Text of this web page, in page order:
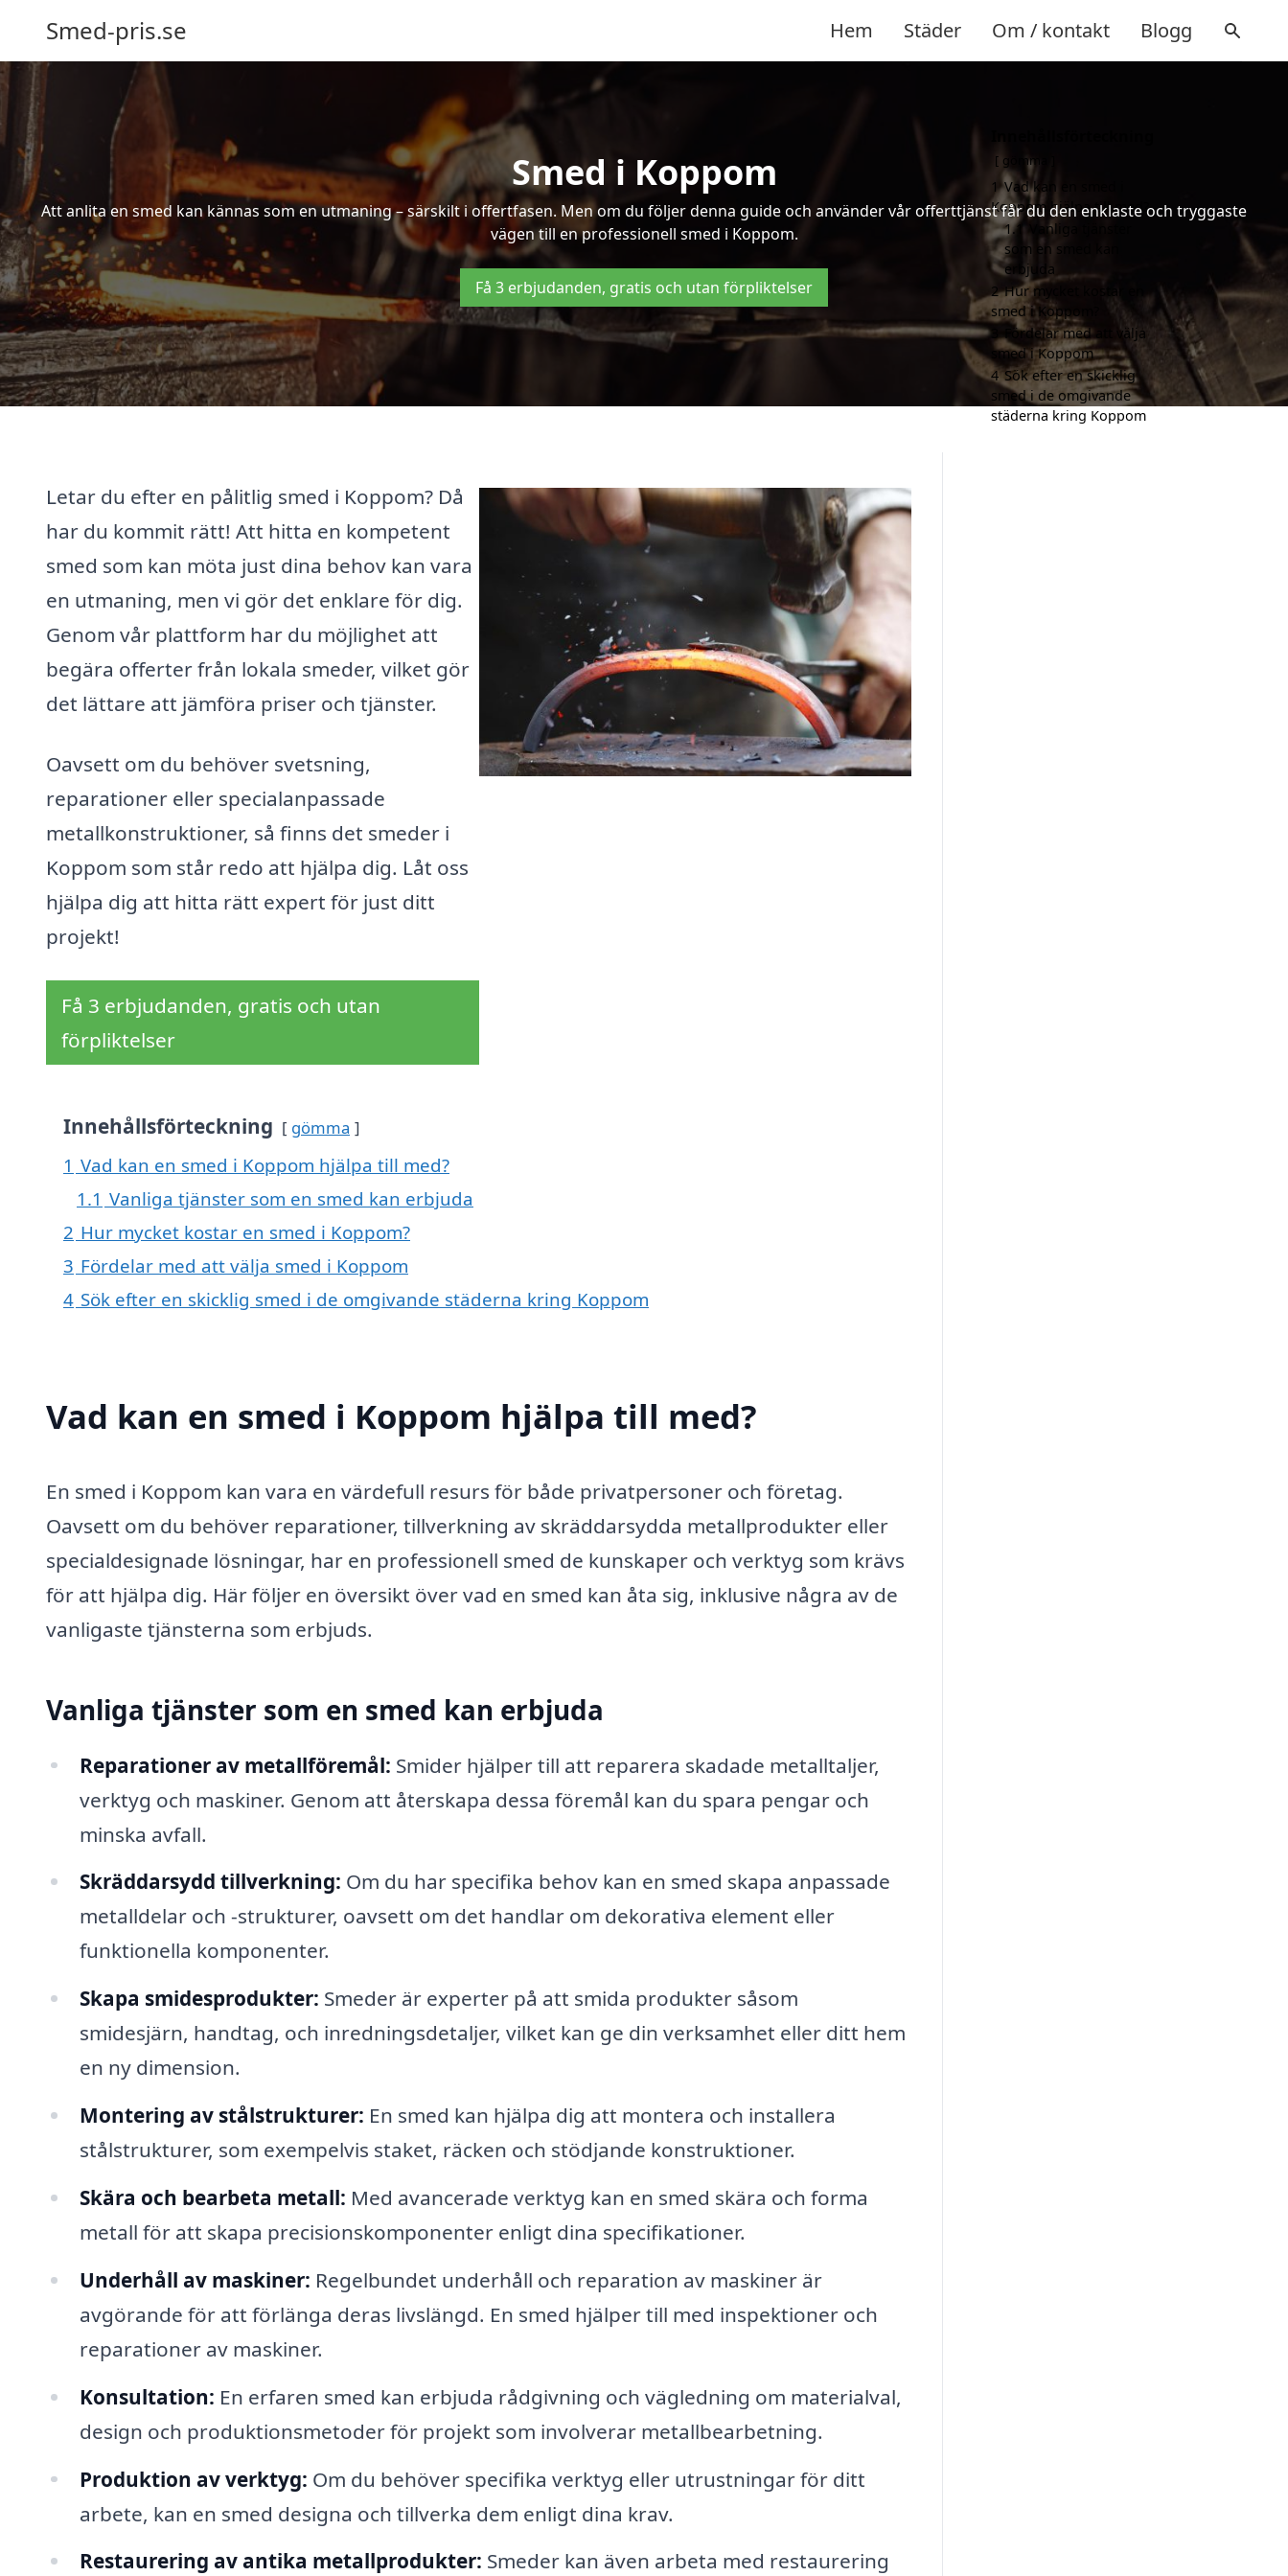
Smed-pris.se Hem Städer Om / kontakt Blogg
Smed i Koppom
Att anlita en smed kan kännas som en utmaning – särskilt i offertfasen. Men om du följer denna guide och använder vår offerttjänst får du den enklaste och tryggaste
vägen till en professionell smed i Koppom.
Få 3 erbjudanden, gratis och utan förpliktelser
Letar du efter en pålitlig smed i Koppom? Då
har du kommit rätt! Att hitta en kompetent
smed som kan möta just dina behov kan vara
en utmaning, men vi gör det enklare för dig.
Genom vår plattform har du möjlighet att
begära offerter från lokala smeder, vilket gör
det lättare att jämföra priser och tjänster.
Oavsett om du behöver svetsning,
reparationer eller specialanpassade
metallkonstruktioner, så finns det smeder i
Koppom som står redo att hjälpa dig. Låt oss
hjälpa dig att hitta rätt expert för just ditt
projekt!
Få 3 erbjudanden, gratis och utan
förpliktelser
Innehållsförteckning gömma
1 Vad kan en smed i Koppom hjälpa till med?
1.1 Vanliga tjänster som en smed kan erbjuda
2 Hur mycket kostar en smed i Koppom?
3 Fördelar med att välja smed i Koppom
4 Sök efter en skicklig smed i de omgivande städerna kring Koppom
Vad kan en smed i Koppom hjälpa till med?
En smed i Koppom kan vara en värdefull resurs för både privatpersoner och företag.
Oavsett om du behöver reparationer, tillverkning av skräddarsydda metallprodukter eller
specialdesignade lösningar, har en professionell smed de kunskaper och verktyg som krävs
för att hjälpa dig. Här följer en översikt över vad en smed kan åta sig, inklusive några av de
vanligaste tjänsterna som erbjuds.
Vanliga tjänster som en smed kan erbjuda
Reparationer av metallföremål: Smider hjälper till att reparera skadade metalltaljer,
verktyg och maskiner. Genom att återskapa dessa föremål kan du spara pengar och
minska avfall.
Skräddarsydd tillverkning: Om du har specifika behov kan en smed skapa anpassade
metalldelar och -strukturer, oavsett om det handlar om dekorativa element eller
funktionella komponenter.
Skapa smidesprodukter: Smeder är experter på att smida produkter såsom
smidesjärn, handtag, och inredningsdetaljer, vilket kan ge din verksamhet eller ditt hem
en ny dimension.
Montering av stålstrukturer: En smed kan hjälpa dig att montera och installera
stålstrukturer, som exempelvis staket, räcken och stödjande konstruktioner.
Skära och bearbeta metall: Med avancerade verktyg kan en smed skära och forma
metall för att skapa precisionskomponenter enligt dina specifikationer.
Underhåll av maskiner: Regelbundet underhåll och reparation av maskiner är
avgörande för att förlänga deras livslängd. En smed hjälper till med inspektioner och
reparationer av maskiner.
Konsultation: En erfaren smed kan erbjuda rådgivning och vägledning om materialval,
design och produktionsmetoder för projekt som involverar metallbearbetning.
Produktion av verktyg: Om du behöver specifika verktyg eller utrustningar för ditt
arbete, kan en smed designa och tillverka dem enligt dina krav.
Restaurering av antika metallprodukter: Smeder kan även arbeta med restaurering
gömma
1 Vad kan en smed i
Koppom hjälpa till med?
1.1
Vanliga tjänster
som en smed kan
erbjuda
2 Hur mycket kostar en
smed i Koppom?
Fördelar med att välja
smed i Koppom
4 Sök efter en skicklig
smed i de omgivande
städerna kring Koppom